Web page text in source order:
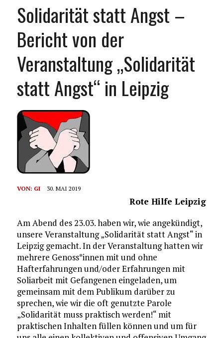
Solidarität statt Angst –
Bericht von der
Veranstaltung „Solidarität
statt Angst“ in Leipzig
VON: GI 30. MAI 2019
Rote Hilfe Leipzig
Am Abend des 23.03. haben wir, wie angekündigt,
unsere Veranstaltung „Solidarität statt Angst“ in
Leipzig gemacht. In der Veranstaltung hatten wir
mehrere Genoss*innen mit und ohne
Hafterfahrungen und/oder Erfahrungen mit
Soliarbeit mit Gefangenen eingeladen, um
gemeinsam mit dem Publikum darüber zu
sprechen, wie wir die oft genutzte Parole
„Solidarität muss praktisch werden!“ mit
praktischen Inhalten füllen können und um für